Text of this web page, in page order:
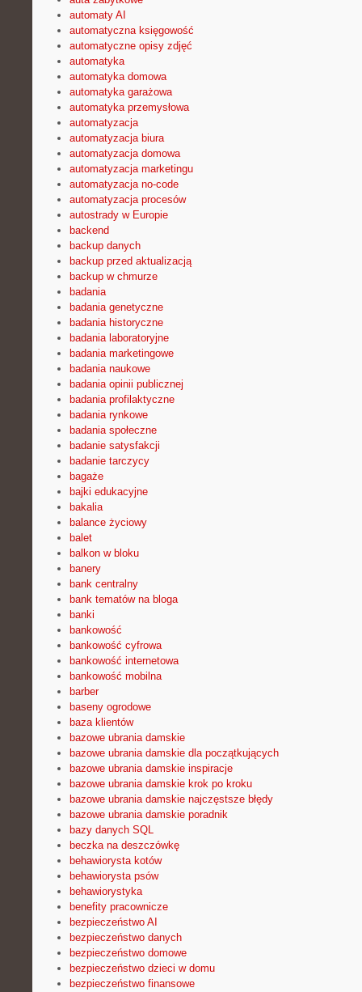
automaty AI
automatyczna księgowość
automatyczne opisy zdjęć
automatyka
automatyka domowa
automatyka garażowa
automatyka przemysłowa
automatyzacja
automatyzacja biura
automatyzacja domowa
automatyzacja marketingu
automatyzacja no-code
automatyzacja procesów
autostrady w Europie
backend
backup danych
backup przed aktualizacją
backup w chmurze
badania
badania genetyczne
badania historyczne
badania laboratoryjne
badania marketingowe
badania naukowe
badania opinii publicznej
badania profilaktyczne
badania rynkowe
badania społeczne
badanie satysfakcji
badanie tarczycy
bagaże
bajki edukacyjne
bakalia
balance życiowy
balet
balkon w bloku
banery
bank centralny
bank tematów na bloga
banki
bankowość
bankowość cyfrowa
bankowość internetowa
bankowość mobilna
barber
baseny ogrodowe
baza klientów
bazowe ubrania damskie
bazowe ubrania damskie dla początkujących
bazowe ubrania damskie inspiracje
bazowe ubrania damskie krok po kroku
bazowe ubrania damskie najczęstsze błędy
bazowe ubrania damskie poradnik
bazy danych SQL
beczka na deszczówkę
behawiorysta kotów
behawiorysta psów
behawiorystyka
benefity pracownicze
bezpieczeństwo AI
bezpieczeństwo danych
bezpieczeństwo domowe
bezpieczeństwo dzieci w domu
bezpieczeństwo finansowe